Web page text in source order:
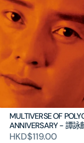
MULTIVERSE OF
ANNIVERSARY - 譚詠
HKD$119.00